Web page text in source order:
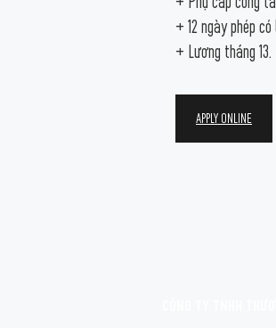
+ 12 ngày phép
+ Lương tháng 13.
APPLY ONLINE